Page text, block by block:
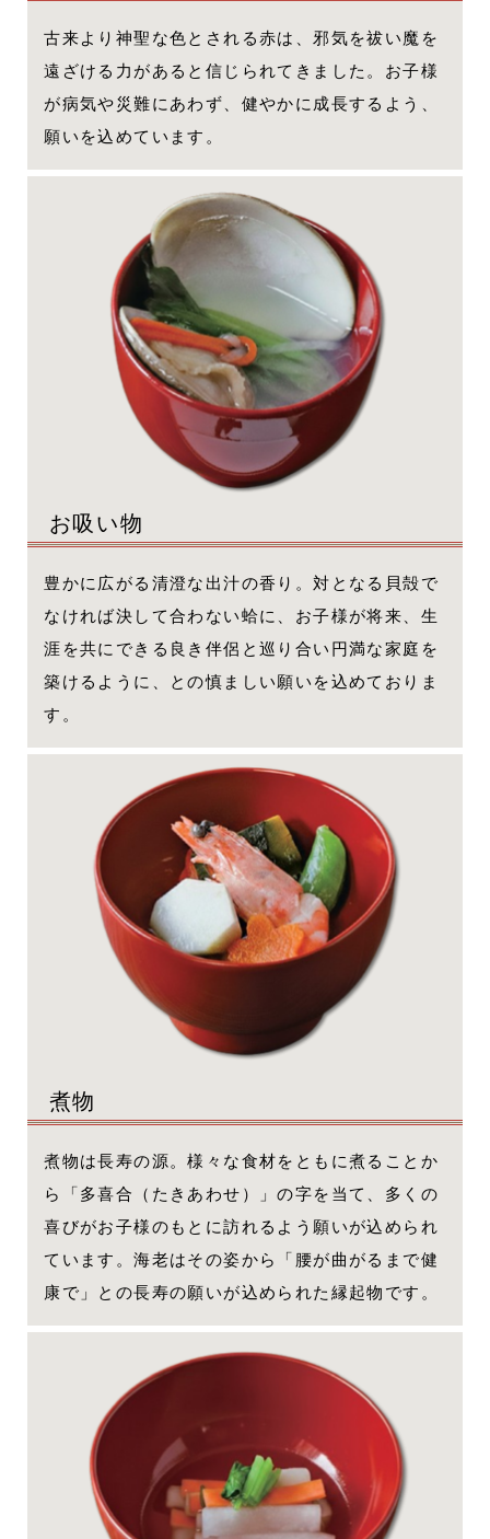
古来より神聖な色とされる赤は、邪気を祓い魔を
遠ざける力があると信じられてきました。お子様
が病気や災難にあわず、健やかに成長するよう、
願いを込めています。
お吸い物
豊かに広がる清澄な出汁の香り。対となる貝殻で
なければ決して合わない蛤に、お子様が将来、生
涯を共にできる良き伴侶と巡り合い円満な家庭を
築けるように、との慎ましい願いを込めておりま
す。
煮物
煮物は長寿の源。様々な食材をともに煮ることか
ら「多喜合（たきあわせ）」の字を当て、多くの
喜びがお子様のもとに訪れるよう願いが込められ
ています。海老はその姿から「腰が曲がるまで健
康で」との長寿の願いが込められた縁起物です。